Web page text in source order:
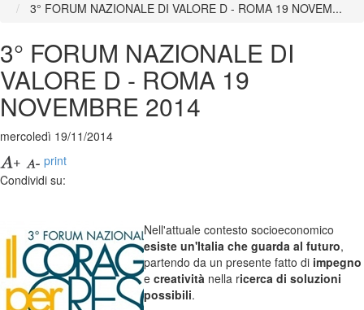
3° FORUM NAZIONALE DI VALORE D - ROMA 19 NOVEM...
3° FORUM NAZIONALE DI
VALORE D - ROMA 19
NOVEMBRE 2014
mercoledì 19/11/2014
print
Condividi su:
Nell'attuale contesto socioeconomico
esiste un'Italia che guarda al futuro,
partendo da un presente fatto di impegno
e creatività nella ricerca di soluzioni
possibili.